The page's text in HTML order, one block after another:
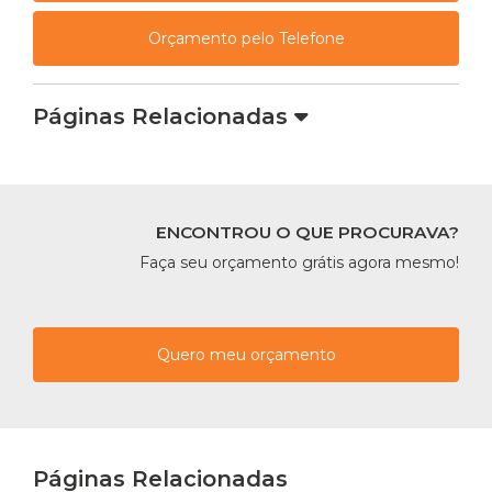
Orçamento pelo Telefone
Páginas Relacionadas
ENCONTROU O QUE PROCURAVA?
Faça seu orçamento grátis agora mesmo!
Quero meu orçamento
Páginas Relacionadas